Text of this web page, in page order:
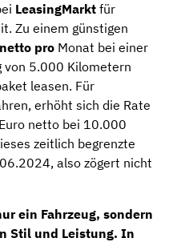
LeasingMarkt für
Zu einem günstigen
pro Monat bei einer
von 5.000 Kilometern
leasen. Für
erhöht sich die Rate
netto bei 10.000
zeitlich begrenzte
also zögert nicht
ein Fahrzeug, sondern
Stil und Leistung. In